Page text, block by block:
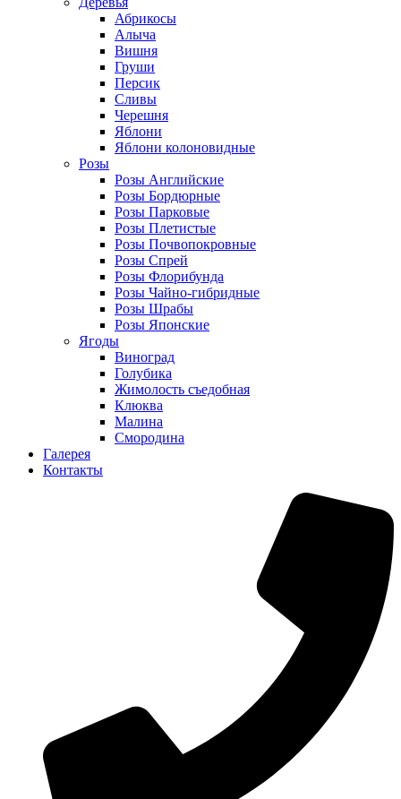
Абрикосы
Алыча
Вишня
Груши
Персик
Сливы
Черешня
Яблони
Яблони колоновидные
Розы
Розы Английские
Розы Бордюрные
Розы Парковые
Розы Плетистые
Розы Почвопокровные
Розы Спрей
Розы Флорибунда
Розы Чайно-гибридные
Розы Шрабы
Розы Японские
Ягоды
Виноград
Голубика
Жимолость съедобная
Клюква
Малина
Смородина
Галерея
Контакты